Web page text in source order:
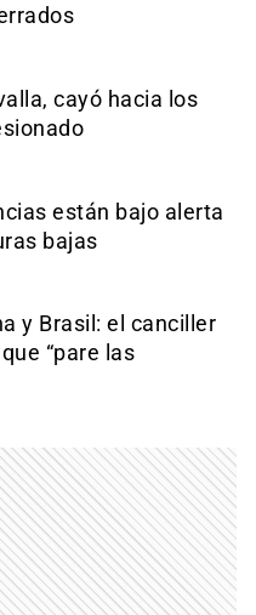
cayó hacia los
están bajo alerta
bajas
y Brasil: el canciller
“pare las